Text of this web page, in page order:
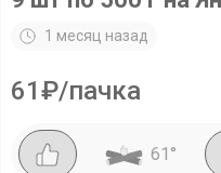
1 месяц назад
61₽/пачка
61 °